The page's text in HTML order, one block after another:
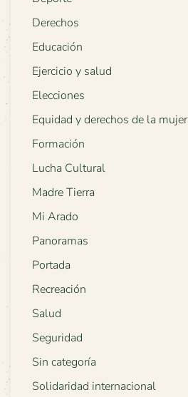
Derechos
Educación
Ejercicio y salud
Elecciones
Equidad y derechos de la mujer
Formación
Lucha Cultural
Madre Tierra
Mi Arado
Panoramas
Portada
Recreación
Salud
Seguridad
Sin categoría
Solidaridad internacional